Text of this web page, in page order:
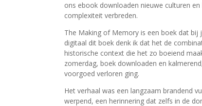
ons ebook downloaden nieuwe culturen
complexiteit verbreden.
The Making of Memory is een boek dat bij
digitaal dit boek denk ik dat het de
historische context die het zo boeiend
zomerdag, boek downloaden en
voorgoed verloren ging.
Het verhaal was een langzaam brandend
werpend, een herinnering dat zelfs in de